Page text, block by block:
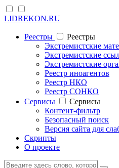
LIDREKON.RU
Реестры
Реестры
Экстремистские
Экстремистские
Экстремистские
Реестр иноагентов
Реестр НКО
Реестр СОНКО
Cервисы
Cервисы
Контент-фильтр
Безопасный поиск
Версия сайта для
Скрипты
О проекте